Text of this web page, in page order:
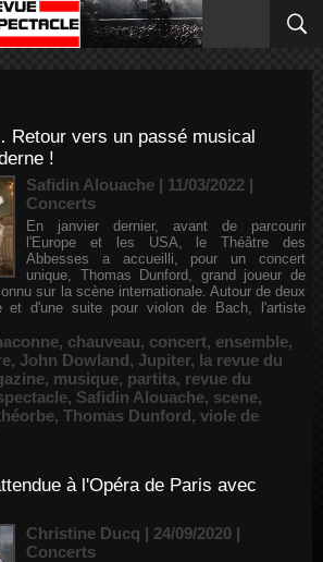
Retour vers un passé musical
!
Safidin Alouache | 11/03/2022 |
Concerts
En janvier dernier, avant de parcourir
l'Europe et les USA, le Théâtre des
Abbesses a accueilli, pour un concert
unique, Thomas Dunford, grand joueur de
sur la scène internationale. Autour de deux
et d'une suite pour violon de Bach, l'artiste
, chauveau, concert, ensemble,
, John Dowland, Jupiter, la revue du
, musique, partita, revue du
, Safidin Alouache, scene,
, Thomas Dunford, viole de
à l'Opéra de Paris avec
Christine Ducq | 24/09/2020 |
Concerts